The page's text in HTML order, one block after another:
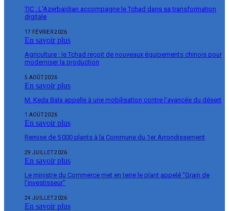
TIC : L’Azerbaïdjan accompagne le Tchad dans sa transformation
digitale
17 FÉVRIER 2026
En savoir plus
Agriculture : le Tchad reçoit de nouveaux équipements chinois pour
moderniser la production
5 AOÛT 2026
En savoir plus
M. Keda Bala appelle à une mobilisation contre l’avancée du désert
1 AOÛT 2026
En savoir plus
Remise de 5 000 plants à la Commune du 1er Arrondissement
29 JUILLET 2026
En savoir plus
Le ministre du Commerce met en terre le plant appelé “Grain de
l’investisseur”
24 JUILLET 2026
En savoir plus